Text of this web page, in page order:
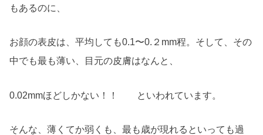
もあるのに、
お顔の表皮は、平均しても0.1〜0.２mm程。そして、その
中でも最も薄い、目元の皮膚はなんと、
0.02mmほどしかない！！ といわれています。
そんな、薄くてか弱くも、最も歳が現れるといっても過